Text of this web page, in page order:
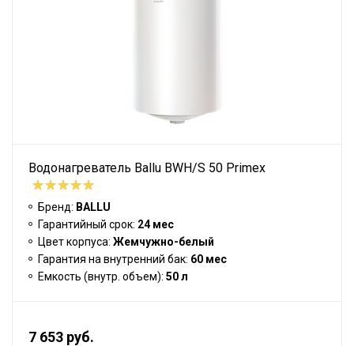
Водонагреватель Ballu BWH/S 50 Primex
Бренд: BALLU
Гарантийный срок: 24 мес
Цвет корпуса: Жемчужно-белый
Гарантия на внутренний бак: 60 мес
Емкость (внутр. объем): 50 л
7 653 руб.